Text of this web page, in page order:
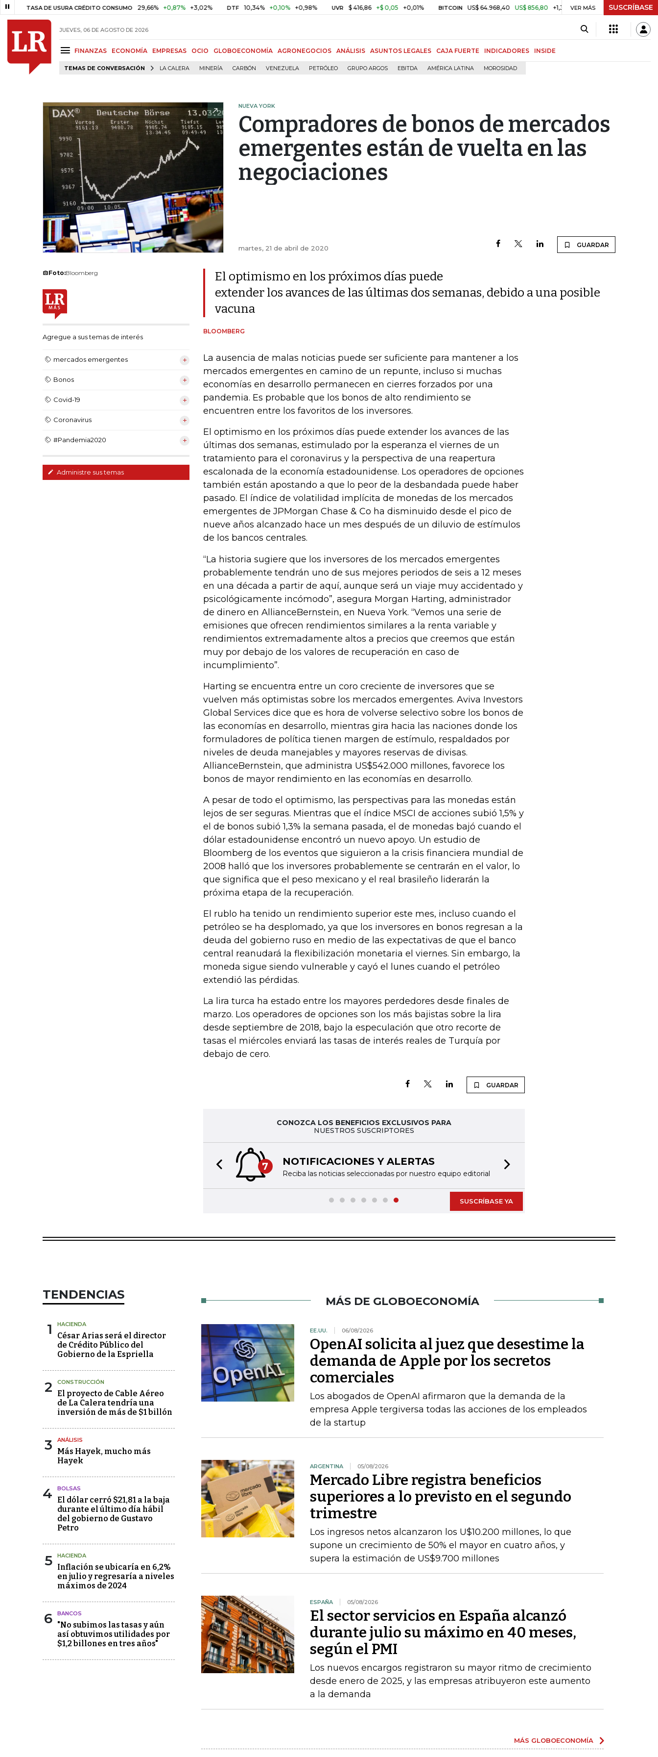
DE USURA CRÉDITO CONSUMO 29,66% +0,87% +3,02% DTF 10,34% +0,10% +0,98% UVR $ 416,86 +$ 0,05 +0,01% BITCOIN US$ 64.968,40 US$ 856,80 +1,34% TRM $ 3.179,40 -$ 25,11 -
VER MÁS SUSCRÍBASE
JUEVES, 06 DE AGOSTO DE 2026
FINANZAS ECONOMÍA EMPRESAS OCIO GLOBOECONOMÍA AGRONEGOCIOS ANÁLISIS ASUNTOS LEGALES CAJA FUERTE INDICADORES INSIDE
TEMAS DE CONVERSACIÓN LA CALERA MINERÍA CARBÓN VENEZUELA PETRÓLEO GRUPO ARGOS EBITDA AMÉRICA LATINA MOROSIDAD
NUEVA YORK
Compradores de bonos de mercados
emergentes están de vuelta en las
negociaciones
martes, 21 de abril de 2020 GUARDAR
Foto:Bloomberg
Agregue a sus temas de interés
mercados emergentes
Bonos
Covid-19
Coronavirus
#Pandemia2020
Administre sus temas
El optimismo en los próximos días puede
extender los avances de las últimas dos semanas, debido a una posible
vacuna
BLOOMBERG
La ausencia de malas noticias puede ser suficiente para mantener a los
mercados emergentes en camino de un repunte, incluso si muchas
economías en desarrollo permanecen en cierres forzados por una
pandemia. Es probable que los bonos de alto rendimiento se
encuentren entre los favoritos de los inversores.
El optimismo en los próximos días puede extender los avances de las
últimas dos semanas, estimulado por la esperanza el viernes de un
tratamiento para el coronavirus y la perspectiva de una reapertura
escalonada de la economía estadounidense. Los operadores de opciones
también están apostando a que lo peor de la desbandada puede haber
pasado. El índice de volatilidad implícita de monedas de los mercados
emergentes de JPMorgan Chase & Co ha disminuido desde el pico de
nueve años alcanzado hace un mes después de un diluvio de estímulos
de los bancos centrales.
“La historia sugiere que los inversores de los mercados emergentes
probablemente tendrán uno de sus mejores periodos de seis a 12 meses
en una década a partir de aquí, aunque será un viaje muy accidentado y
psicológicamente incómodo”, asegura Morgan Harting, administrador
de dinero en AllianceBernstein, en Nueva York. “Vemos una serie de
emisiones que ofrecen rendimientos similares a la renta variable y
rendimientos extremadamente altos a precios que creemos que están
muy por debajo de los valores de recuperación en caso de
incumplimiento”.
Harting se encuentra entre un coro creciente de inversores que se
vuelven más optimistas sobre los mercados emergentes. Aviva Investors
Global Services dice que es hora de volverse selectivo sobre los bonos de
las economías en desarrollo, mientras gira hacia las naciones donde los
formuladores de política tienen margen de estímulo, respaldados por
niveles de deuda manejables y mayores reservas de divisas.
AllianceBernstein, que administra US$542.000 millones, favorece los
bonos de mayor rendimiento en las economías en desarrollo.
A pesar de todo el optimismo, las perspectivas para las monedas están
lejos de ser seguras. Mientras que el índice MSCI de acciones subió 1,5% y
el de bonos subió 1,3% la semana pasada, el de monedas bajó cuando el
dólar estadounidense encontró un nuevo apoyo. Un estudio de
Bloomberg de los eventos que siguieron a la crisis financiera mundial de
2008 halló que los inversores probablemente se centrarán en el valor, lo
que significa que el peso mexicano y el real brasileño liderarán la
próxima etapa de la recuperación.
El rublo ha tenido un rendimiento superior este mes, incluso cuando el
petróleo se ha desplomado, ya que los inversores en bonos regresan a la
deuda del gobierno ruso en medio de las expectativas de que el banco
central reanudará la flexibilización monetaria el viernes. Sin embargo, la
moneda sigue siendo vulnerable y cayó el lunes cuando el petróleo
extendió las pérdidas.
La lira turca ha estado entre los mayores perdedores desde finales de
marzo. Los operadores de opciones son los más bajistas sobre la lira
desde septiembre de 2018, bajo la especulación que otro recorte de
tasas el miércoles enviará las tasas de interés reales de Turquía por
debajo de cero.
GUARDAR
CONOZCA LOS BENEFICIOS EXCLUSIVOS PARA
NUESTROS SUSCRIPTORES
7 NOTIFICACIONES Y ALERTAS
Reciba las noticias seleccionadas por nuestro equipo editorial
Previous slide
SUSCRÍBASE YA
TENDENCIAS
1 HACIENDA
César Arias será el director
de Crédito Público del
Gobierno de la Espriella
2 CONSTRUCCIÓN
El proyecto de Cable Aéreo
de La Calera tendría una
inversión de más de $1 billón
3 ANÁLISIS
Más Hayek, mucho más
Hayek
4 BOLSAS
El dólar cerró $21,81 a la baja
durante el último día hábil
del gobierno de Gustavo
Petro
5 HACIENDA
Inflación se ubicaría en 6,2%
en julio y regresaría a niveles
máximos de 2024
6 BANCOS
"No subimos las tasas y aún
así obtuvimos utilidades por
$1,2 billones en tres años"
MÁS DE GLOBOECONOMÍA
EE.UU. 06/08/2026
OpenAI solicita al juez que desestime la
demanda de Apple por los secretos
comerciales
Los abogados de OpenAI afirmaron que la demanda de la
empresa Apple tergiversa todas las acciones de los empleados
de la startup
ARGENTINA 05/08/2026
Mercado Libre registra beneficios
superiores a lo previsto en el segundo
trimestre
Los ingresos netos alcanzaron los U$10.200 millones, lo que
supone un crecimiento de 50% el mayor en cuatro años, y
supera la estimación de US$9.700 millones
ESPAÑA 05/08/2026
El sector servicios en España alcanzó
durante julio su máximo en 40 meses,
según el PMI
Los nuevos encargos registraron su mayor ritmo de crecimiento
desde enero de 2025, y las empresas atribuyeron este aumento
a la demanda
MÁS GLOBOECONOMÍA